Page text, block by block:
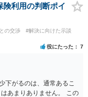
が難しいです。 ネット上
相手からすると３５万円
いうのを裁判で証明しな
らいの見積もりとか）が
きいただいた事情を読む
険利用の判断ポイ
の交渉
#解決に向けた示談
役にたった 7
下がるのは、通常あるこ
あまりありません。 この